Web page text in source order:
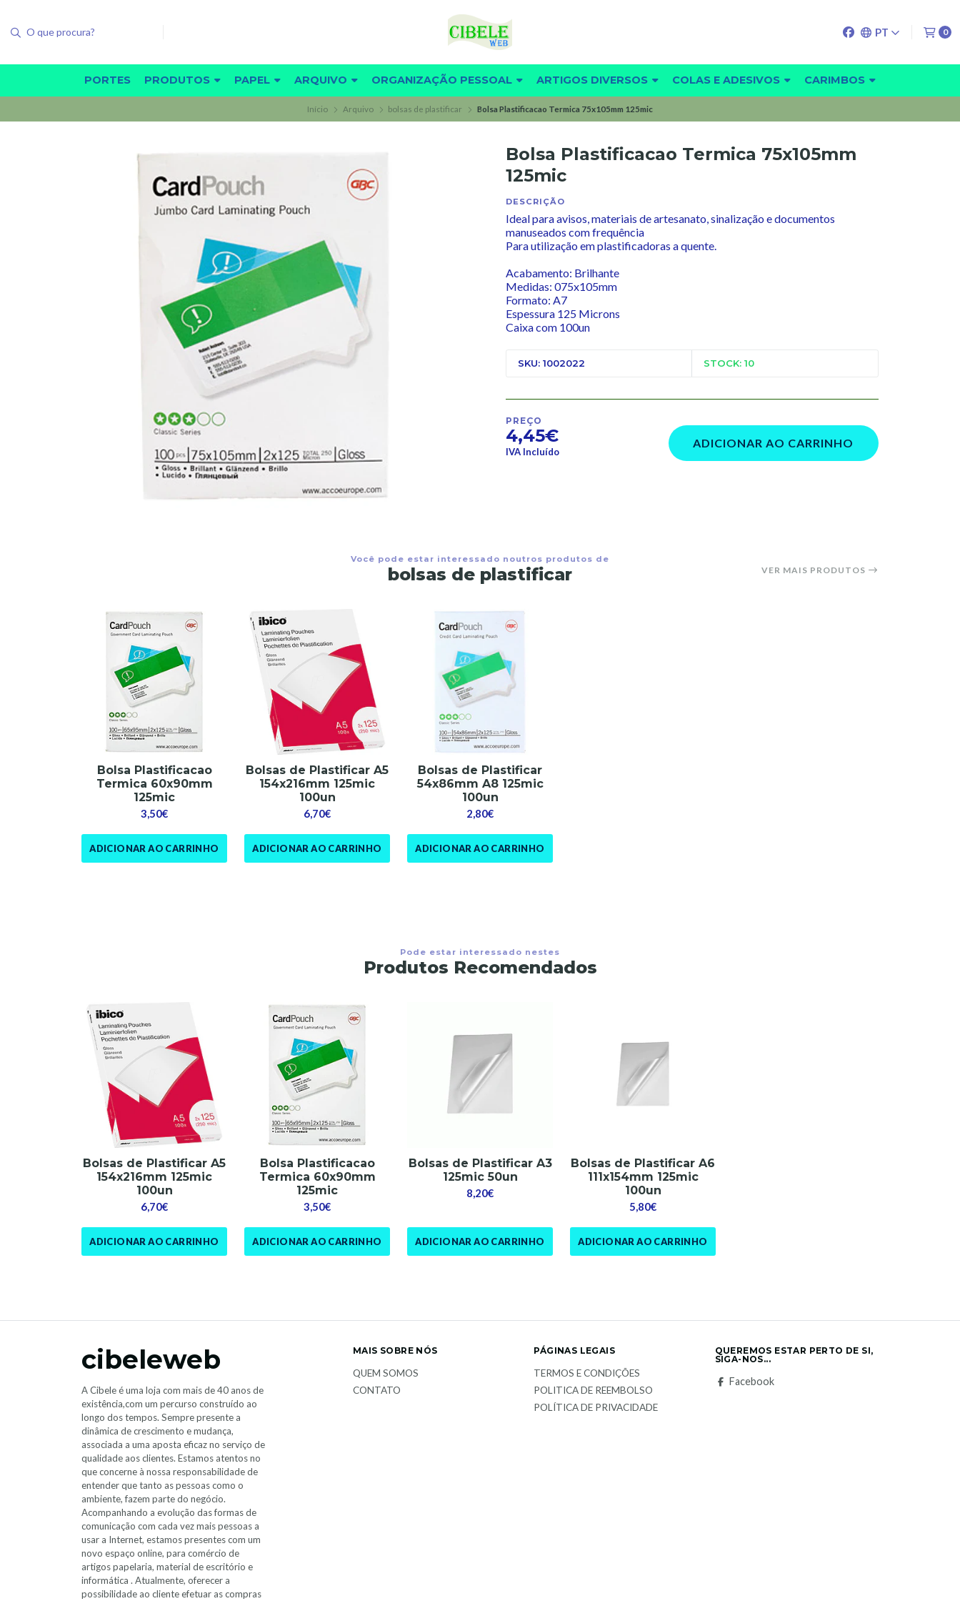
PT 0
PORTES PRODUTOS PAPEL ARQUIVO ORGANIZAÇÃO PESSOAL ARTIGOS DIVERSOS COLAS E ADESIVOS CARIMBOS
Início Arquivo bolsas de plastificar Bolsa Plastificacao Termica 75x105mm 125mic
Bolsa Plastificacao Termica 75x105mm
125mic
DESCRIÇÃO
Ideal para avisos, materiais de artesanato, sinalização e documentos
manuseados com frequência
Para utilização em plastificadoras a quente.
Acabamento: Brilhante
Medidas: 075x105mm
Formato: A7
Espessura 125 Microns
Caixa com 100un
SKU: 1002022 STOCK: 10
PREÇO
4,45€
IVA Incluído
ADICIONAR AO CARRINHO
Você pode estar interessado noutros produtos de
bolsas de plastificar VER MAIS PRODUTOS
Bolsa Plastificacao
Termica 60x90mm
125mic
3,50€
ADICIONAR AO CARRINHO
Bolsas de Plastificar A5
154x216mm 125mic
100un
6,70€
ADICIONAR AO CARRINHO
Bolsas de Plastificar
54x86mm A8 125mic
100un
2,80€
ADICIONAR AO CARRINHO
Pode estar interessado nestes
Produtos Recomendados
Bolsas de Plastificar A5
154x216mm 125mic
100un
6,70€
ADICIONAR AO CARRINHO
Bolsa Plastificacao
Termica 60x90mm
125mic
3,50€
ADICIONAR AO CARRINHO
Bolsas de Plastificar A3
125mic 50un
8,20€
ADICIONAR AO CARRINHO
Bolsas de Plastificar A6
111x154mm 125mic
100un
5,80€
ADICIONAR AO CARRINHO
cibeleweb
A Cibele é uma loja com mais de 40 anos de
existência,com um percurso construído ao
longo dos tempos. Sempre presente a
dinâmica de crescimento e mudança,
associada a uma aposta eficaz no serviço de
qualidade aos clientes. Estamos atentos no
que concerne à nossa responsabilidade de
entender que tanto as pessoas como o
ambiente, fazem parte do negócio.
Acompanhando a evolução das formas de
comunicação com cada vez mais pessoas a
usar a Internet, estamos presentes com um
novo espaço online, para comércio de
artigos papelaria, material de escritório e
informática . Atualmente, oferecer a
possibilidade ao cliente efetuar as compras
MAIS SOBRE NÓS
QUEM SOMOS
CONTATO
PÁGINAS LEGAIS
TERMOS E CONDIÇÕES
POLITICA DE REEMBOLSO
POLÍTICA DE PRIVACIDADE
QUEREMOS ESTAR PERTO DE SI,
SIGA-NOS...
Facebook